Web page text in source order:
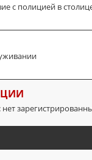
с полицией в